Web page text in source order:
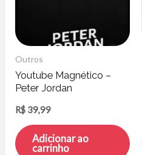
Outros
Youtube Magnético –
Peter Jordan
R$ 39,99
Adicionar ao
carrinho